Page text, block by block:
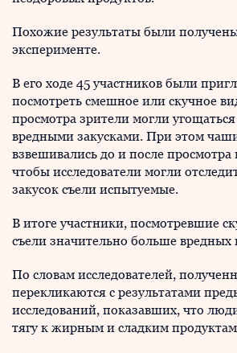
Похожие результаты были
эксперименте.
В его ходе 45 участников были
посмотреть смешное или скучное
просмотра зрители могли
вредными закусками. При этом
взвешивались до и после просмотра
чтобы исследователи могли
закусок съели испытуемые.
В итоге участники, посмотревшие
съели значительно больше вредных
По словам исследователей,
перекликаются с результатами
исследований, показавших, что
тягу к жирным и сладким